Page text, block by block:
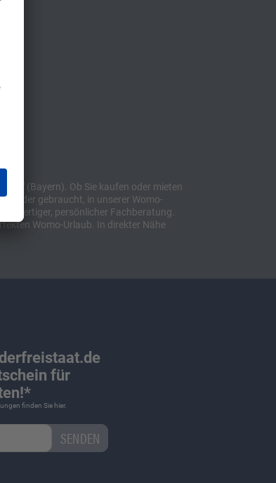
(Bayern). Ob Sie kaufen oder mieten
oder gebraucht, in unserer Womo-
persönlicher Fachberatung.
Womo-Urlaub. In direkter Nähe
für
finden Sie hier.